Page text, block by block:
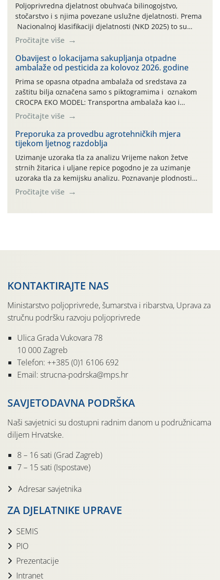
Poljoprivredna djelatnost obuhvaća bilinogojstvo,
stočarstvo i s njima povezane uslužne djelatnosti. Prema
Nacionalnoj klasifikaciji djelatnosti (NKD 2025) to su
skupne 01.1, 01.2, 01.3, 01.4, 01.5 i 01.6. Djelatnost
prerade poljoprivrednih proizvoda je svako djelovanje na
poljoprivredni proizvod čiji je rezultat proizvod koji
također može biti poljoprivredni proizvod poput npr.
maslinovog ulja, bučinog ulja, vino od […]
Pročitajte više
Obavijest o lokacijama sakupljanja otpadne
ambalaže od pesticida za kolovoz 2026. godine
Prima se opasna otpadna ambalaža od sredstava za
zaštitu bilja označena samo s piktogramima i oznakom
CROCPA EKO MODEL: Transportna ambalaža kao i
ambalaža drugih proizvoda koji nisu sredstva za zaštitu
bilja (npr. ambalaža od mineralnih gnojiva,) se ne
prihvaća. Korisnicima je osiguran besplatni povrat
prazne ambalaže isključivo ovih tvrtki: AGROCHEM-MAKS,
AGRONOM, ALBAUGH TKI* (PINUS […]
Pročitajte više
Preporuka za provedbu agrotehničkih mjera
tijekom ljetnog razdoblja
Uzimanje uzoraka tla za analizu Vrijeme nakon žetve
strnih žitarica i uljane repice pogodno je za uzimanje
uzoraka tla za kemijsku analizu. Poznavanje plodnosti
parcele temelj je za pravilnu gnojidbu. Samo
izbalansiranom i pravodobnom gnojidbom možemo
Pročitajte više
KONTAKTIRAJTE NAS
Ministarstvo poljoprivrede, šumarstva i ribarstva, Uprava za
stručnu podršku razvoju poljoprivrede
Ulica Grada Vukovara 78
10 000 Zagreb
Telefon: ++385 (0)1 6106 692
Email: strucna-podrska@mps.hr
SAVJETODAVNA PODRŠKA
Naši savjetnici su dostupni radnim danom u podružnicama
diljem Hrvatske.
8 – 16 sati (Grad Zagreb)
7 – 15 sati (Ispostave)
Adresar savjetnika
ZA DJELATNIKE UPRAVE
SEMIS
PIO
Prezentacije
Intranet